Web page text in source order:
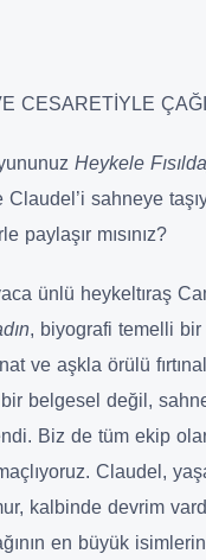
CESARETİYLE
Heykele
sahneye
paylaşır mısınız?
ünlü heykeltıraş
, biyografi temelli bir
ve aşkla örülü
belgesel değil,
Biz de tüm ekip
Claudel,
kalbinde devrim
en büyük